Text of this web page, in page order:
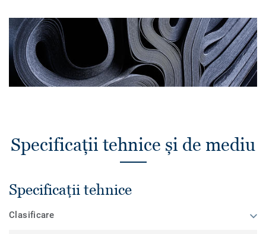
Specificații tehnice și de mediu
Specificații tehnice
Clasificare